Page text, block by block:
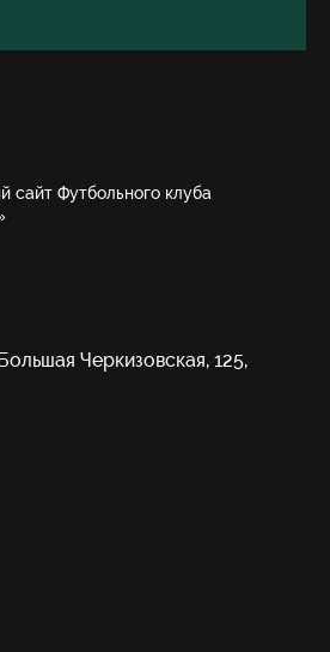
сайт Футбольного клуба
Черкизовская, 125,